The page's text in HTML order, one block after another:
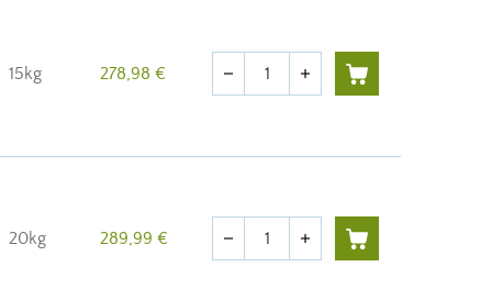
15kg 278,98 € Quantité
remove add
20kg 289,99 € Quantité
remove add